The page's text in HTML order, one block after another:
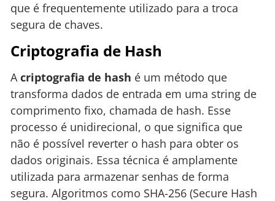
que é frequentemente utilizado para a troca
segura de chaves.
Criptografia de Hash
A criptografia de hash é um método que
transforma dados de entrada em uma string de
comprimento fixo, chamada de hash. Esse
processo é unidirecional, o que significa que
não é possível reverter o hash para obter os
dados originais. Essa técnica é amplamente
utilizada para armazenar senhas de forma
segura. Algoritmos como SHA-256 (Secure Hash